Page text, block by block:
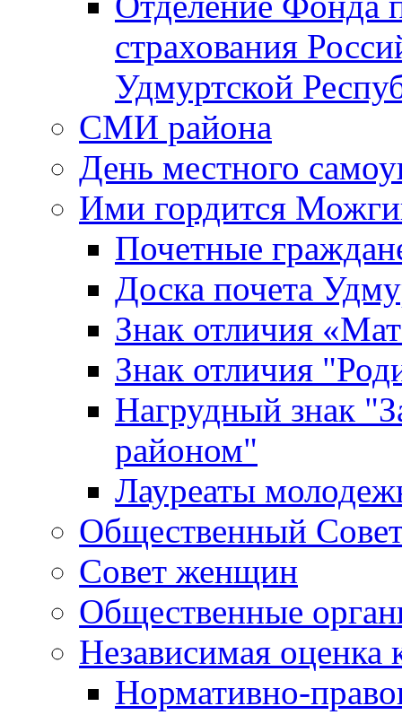
страхования
Удмуртской
СМИ района
День местного
Ими гордится
Почетные
Доска почета
Знак отличия
Знак отличия
Нагрудный знак
районом"
Лауреаты
Общественный
Совет женщин
Общественные
Независимая оценка
Нормативно-